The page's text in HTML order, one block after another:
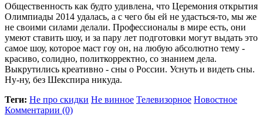
Общественность как будто удивлена, что Церемония открытия
Олимпиады 2014 удалась, а с чего бы ей не удасться-то, мы же
не своими силами делали. Профессионалы в мире есть, они
умеют ставить шоу, и за пару лет подготовки могут выдать это
самое шоу, которое маст гоу он, на любую абсолютно тему -
красиво, солидно, политкорректно, со знанием дела.
Выкрутились креативно - сны о России. Уснуть и видеть сны.
Ну-ну, без Шекспира никуда.
Теги: Не про скидки Не винное Телевизорное Новостное
Комментарии (0)